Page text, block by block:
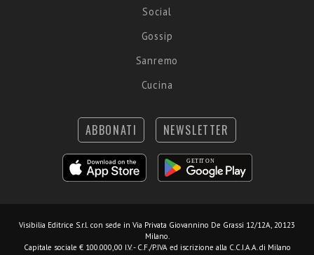
Social
Gossip
Sanremo
Cucina
ABBONATI NEWSLETTER
Visibilia Editrice S.r.l. con sede in Via Privata Giovannino De Grassi 12/12A, 20123
Milano.
Capitale sociale € 100.000,00 I.V. - C.F./P.IVA ed iscrizione alla C.C.I.A.A. di Milano